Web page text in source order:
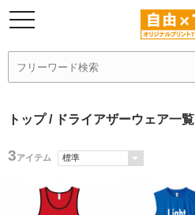
トップ/ ドライアザーウェア一覧
3アイテム